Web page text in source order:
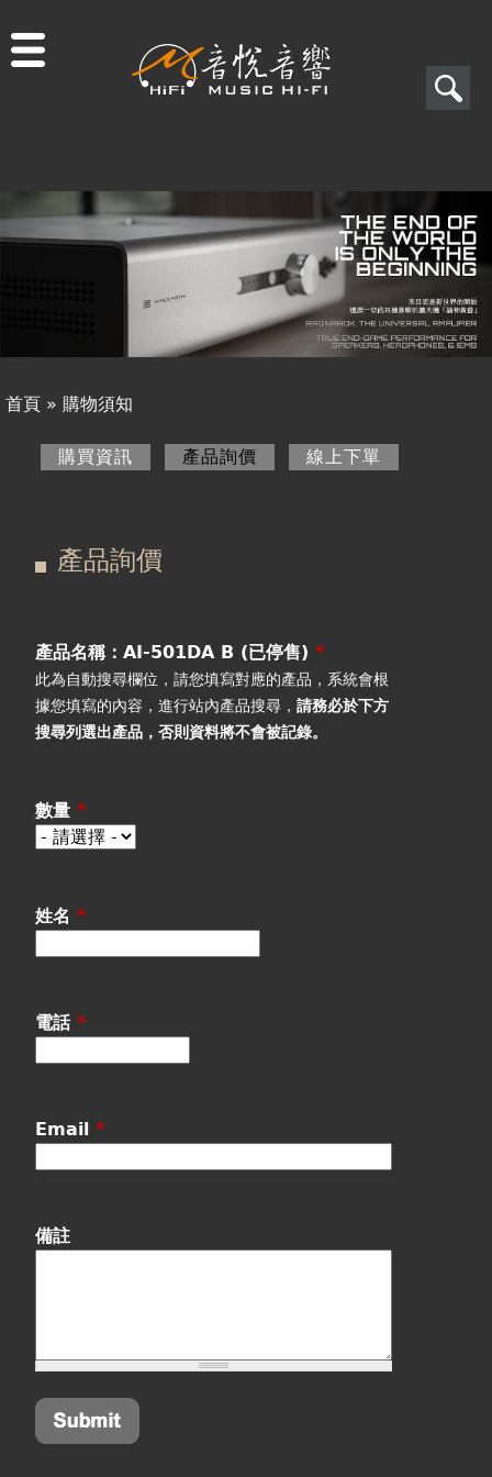
搜
表
單
搜
尋
商品一覽
二手專區
視聽專欄
購物須知
購買資訊
視聽室預約
線上商城
您
首頁 » 購物須知
引
標
購買資訊 產品詢價 (作用中頁籤)
線上下單
產品詢價
產品名稱：AI-501DA B (已停售)*
此為自動搜尋欄位，請您填寫對應的產品，系統會根
據您填寫的內容，進行站內產品搜尋，請務必於下方
搜尋列選出產品 ，否則資料將不會被記錄。
數量*
姓名*
電話*
Email*
備註